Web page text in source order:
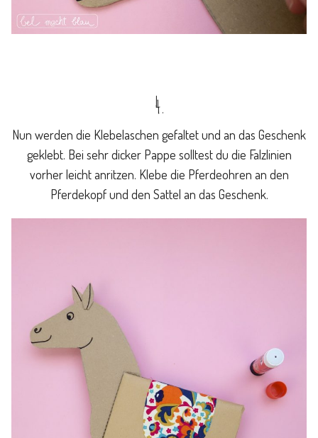
4.
Nun werden die Klebelaschen gefaltet und an das Geschenk
geklebt. Bei sehr dicker Pappe solltest du die Falzlinien
vorher leicht anritzen. Klebe die Pferdeohren an den
Pferdekopf und den Sattel an das Geschenk.